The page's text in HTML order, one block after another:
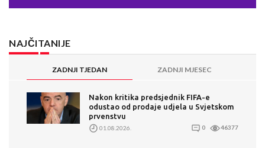
NAJČITANIJE
ZADNJI TJEDAN ZADNJI MJESEC
Nakon kritika predsjednik FIFA-e
odustao od prodaje udjela u Svjetskom
prvenstvu
01.08.2026. 0 46377